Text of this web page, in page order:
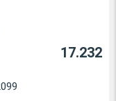
17.232